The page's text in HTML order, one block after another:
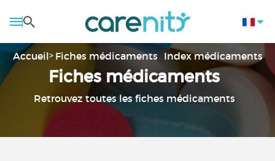
Accueil Fiches médicaments Index médicaments
Fiches médicaments
Retrouvez toutes les fiches médicaments